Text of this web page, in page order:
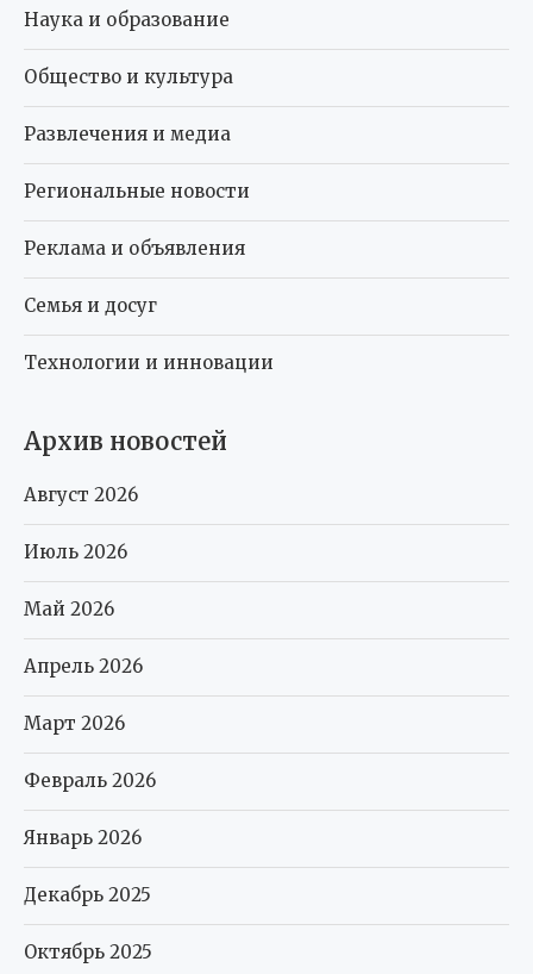
Наука и образование
Общество и культура
Развлечения и медиа
Региональные новости
Реклама и объявления
Семья и досуг
Технологии и инновации
Архив новостей
Август 2026
Июль 2026
Май 2026
Апрель 2026
Март 2026
Февраль 2026
Январь 2026
Декабрь 2025
Октябрь 2025